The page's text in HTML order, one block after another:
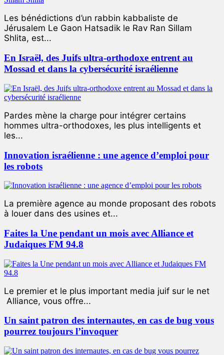
Les bénédictions d’un rabbin kabbaliste de
Jérusalem Le Gaon Hatsadik le Rav Ran Sillam
Shlita, est...
En Israël, des Juifs ultra-orthodoxe entrent au
Mossad et dans la cybersécurité israélienne
Pardes mène la charge pour intégrer certains
hommes ultra-orthodoxes, les plus intelligents et
les...
Innovation israélienne : une agence d’emploi pour
les robots
La première agence au monde proposant des robots
à louer dans des usines et...
Faites la Une pendant un mois avec Alliance et
Judaiques FM 94.8
Le premier et le plus important media juif sur le net
Alliance, vous offre...
Un saint patron des internautes, en cas de bug vous
pourrez toujours l’invoquer